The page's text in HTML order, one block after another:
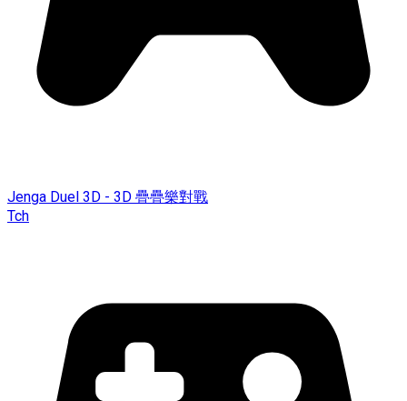
Jenga Duel 3D - 3D 疊疊樂對戰
Tch